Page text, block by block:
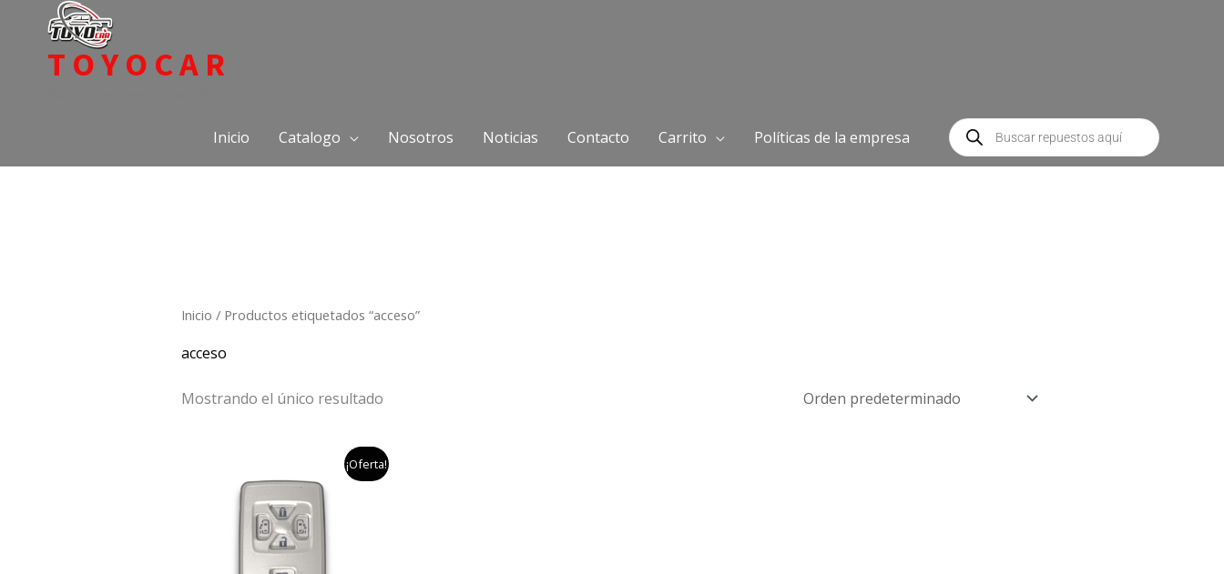
contenidoTOYOCAR
Inicio Catalogo Nosotros Noticias Contacto Carrito Políticas de la empresa
Búsqueda
de
productos
Inicio / Productos etiquetados “acceso”
acceso
Mostrando el único resultado
¡Oferta!
precio
original
era:
$415,000.
el
precio